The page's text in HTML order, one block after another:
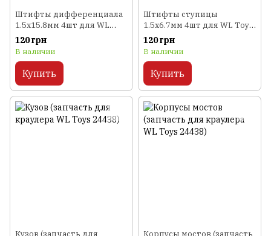
Штифты дифференциала
1.5x15.8мм 4шт для WL
Toys A959, A969, A979
120 грн
В наличии
Купить
Штифты ступицы
1.5x6.7мм 4шт для WL Toys
A959, A969, A979
120 грн
В наличии
Купить
Кузов (запчасть для Корпусы мостов (запчасть